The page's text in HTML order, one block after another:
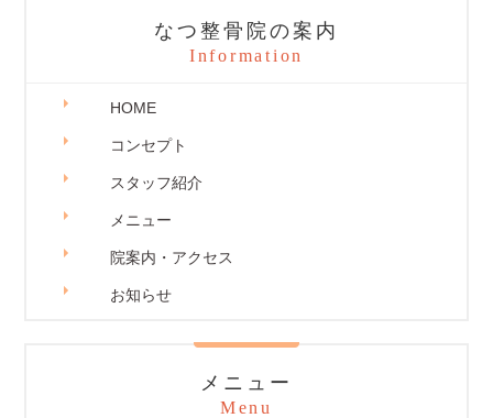
なつ整骨院の案内
Information
HOME
コンセプト
スタッフ紹介
メニュー
院案内・アクセス
お知らせ
メニュー
Menu